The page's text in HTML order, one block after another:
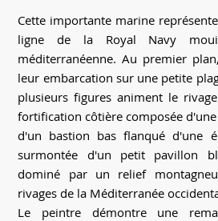
Cette importante marine
ligne de la Royal Navy
méditerranéenne. Au premier
leur embarcation sur une petite
plusieurs figures animent le
fortification côtière composée
d'un bastion bas flanqué d'une
surmontée d'un petit pavillon
dominé par un relief
rivages de la Méditerranée
Le peintre démontre une